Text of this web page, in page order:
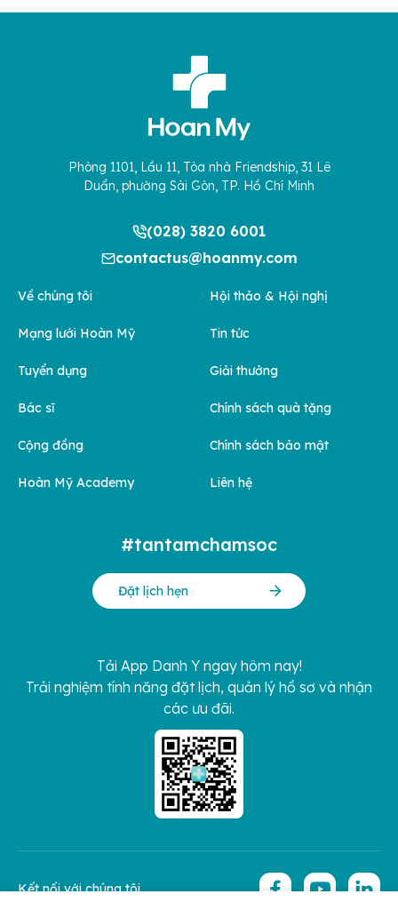
Phòng 1101, Lầu 11, Tòa nhà Friendship, 31 Lê
Duẩn, phường Sài Gòn, TP. Hồ Chí Minh
(028) 3820 6001
contactus@hoanmy.com
Về chúng tôi
Mạng lưới Hoàn Mỹ
Tuyển dụng
Bác sĩ
Cộng đồng
Hoàn Mỹ Academy
Hội thảo & Hội nghị
Tin tức
Giải thưởng
Chính sách quà tặng
Chính sách bảo mật
Liên hệ
#tantamchamsoc
Đặt lịch hẹn
Tải App Danh Y ngay hôm nay!
Trải nghiệm tính năng đặt lịch, quản lý hồ sơ và nhận
các ưu đãi.
Kết nối với chúng tôi